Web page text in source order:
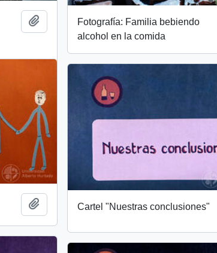
Fotografía: Familia bebiendo
alcohol en la comida
Add to clipboard
Add to clipboardCartel "Nuestras conclusiones"